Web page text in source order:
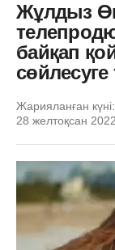
Жұлдыз
байқап
Жарияланған күні:
28 желтоқсан